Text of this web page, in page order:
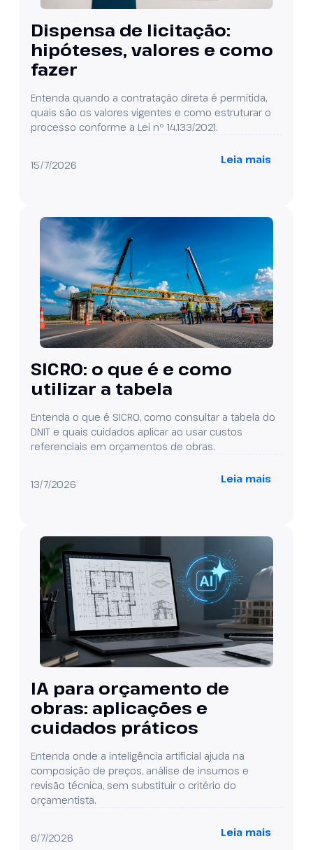
Dispensa de licitação:
hipóteses, valores e como
fazer
Entenda quando a contratação direta é permitida,
quais são os valores vigentes e como estruturar o
processo conforme a Lei nº 14.133/2021.
15/7/2026 Leia mais
SICRO: o que é e como
utilizar a tabela
Entenda o que é SICRO, como consultar a tabela do
DNIT e quais cuidados aplicar ao usar custos
referenciais em orçamentos de obras.
13/7/2026 Leia mais
IA para orçamento de
obras: aplicações e
cuidados práticos
Entenda onde a inteligência artificial ajuda na
composição de preços, análise de insumos e
revisão técnica, sem substituir o critério do
orçamentista.
6/7/2026 Leia mais